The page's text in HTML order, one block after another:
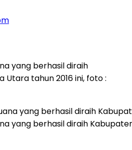
yang berhasil diraih
Utara tahun 2016 ini, foto :
yang berhasil diraih